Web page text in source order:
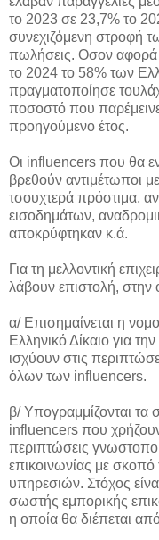
το 2023 σε 23,7% το
συνεχιζόμενη στροφή
πωλήσεις. Οσον αφορά
το 2024 το 58% των
πραγματοποίησε
ποσοστό που
προηγούμενο έτος.
Οι influencers που θα
βρεθούν αντιμέτωποι
τσουχτερά πρόστιμα,
εισοδημάτων,
αποκρύφτηκαν κ.ά.
Για τη μελλοντική
λάβουν επιστολή, στην
α/ Επισημαίνεται η
Ελληνικό Δίκαιο για
ισχύουν στις
όλων των influencers.
β/ Υπογραμμίζονται τα
influencers που
περιπτώσεις
επικοινωνίας με
υπηρεσιών. Στόχος
σωστής εμπορικής
η οποία θα διέπεται